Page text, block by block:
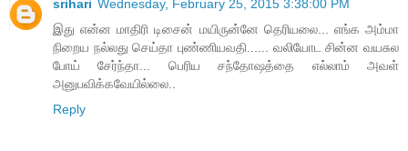
srihari Wednesday, February 25, 2015 3:38:00 PM
இது என்ன மாதிரி டிசைன் மயிருன்னே தெரியலை... எங்க அம்மா
நிறைய நல்லது செய்தா புண்ணியவதி...... வலியோட சின்ன வயசுல
போய் சேர்ந்தா... பெரிய சந்தோஷத்தை எல்லாம் அவள்
அனுபவிக்கவேயில்லை..
Reply